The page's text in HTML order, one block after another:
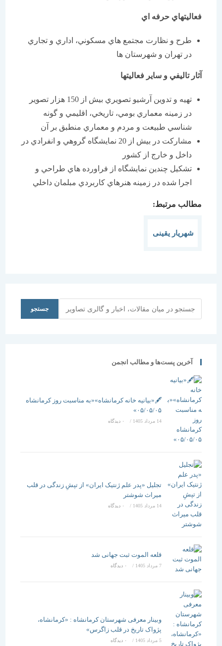
فعاليتهاي حرفه اي
طرح و نظارت مجتمع هاي مسكوني، اداري و تجاري
در تهران و شهرستان ها
آثار تاليفي و ساير فعاليتها
تهيه و تدوين آرشيو تصويري بيش از 150 هزار تصوير
در زمينه معماري بومي، تاريخي، اقليمي و گونه
شناسي طبيعت و مردم و معماري منطبق بر آن
مشاركت در بيش از 20 نمايشگاه گروهي و انفرادي در
داخل و خارج از كشور
تشكيل چندين نمايشگاه از فراورده هاي طراحي و
اجرا شده در زمينه هنرهاي كاربردي مبلمان داخلي
مطالب مرتبط:
شهریار یقینی
جستجو
آخرین پست‌ها و مطالب انجمن
🖋️«بیانیه خانه کرمانشاه»«به مناسبت روز کرمانشاه
۰۵/۰۵/۰۵»
/ ۰ دیدگاه
تجلیل «پدر علم ژنتیک ایران» از تپشِ زندگی در قلب
میراث شوشتر
14 مرداد 1405 / ۰ دیدگاه
قلعه الموت ثبت جهانی شد
/ ۰ دیدگاه
وبینار معرفی شهرستان کرمانشاه : «کرمانشاه،
پژواک تاریخ در قلب زاگرس»
5 مرداد 1405 / ۰ دیدگاه